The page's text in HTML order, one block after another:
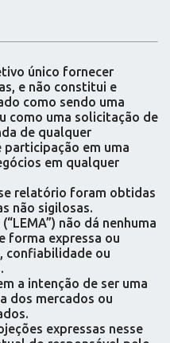
único fornecer
e não constitui e
como sendo uma
como uma solicitação de
de qualquer
em uma
em qualquer
relatório foram obtidas
não sigilosas.
não dá nenhuma
forma expressa ou
confiabilidade ou
a intenção de ser uma
dos mercados ou
expressas nesse